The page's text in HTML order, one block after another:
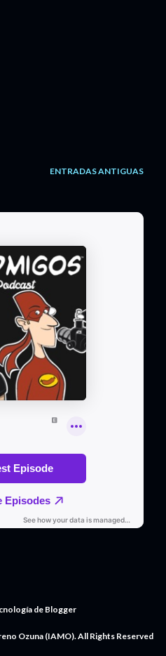
ENTRADAS ANTIGUAS
de Blogger
Ozuna (IAMO). All Rights Reserved